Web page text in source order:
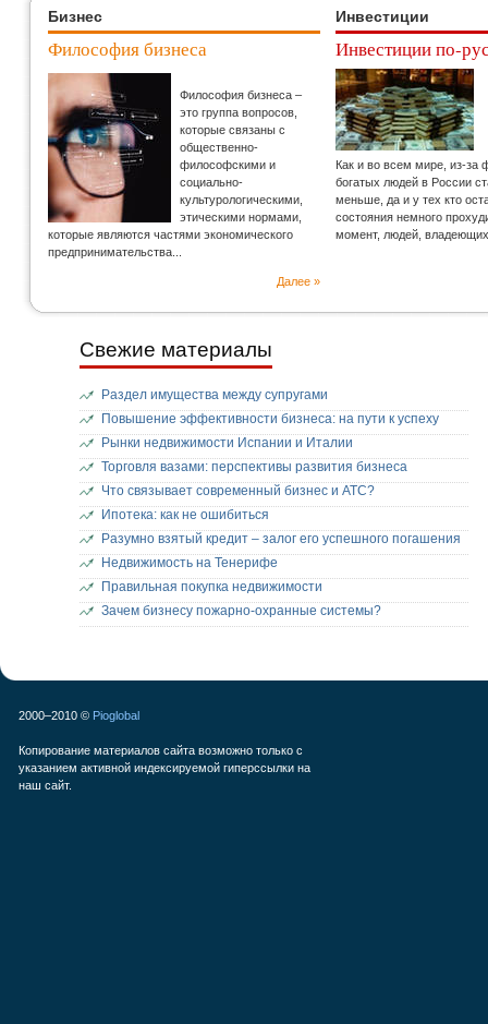
Бизнес
Философия бизнеса
Философия бизнеса –
это группа вопросов,
которые связаны с
общественно-
философскими и
социально-
культурологическими,
этическими нормами,
которые являются частями экономического
предпринимательства...
Далее »
Инвестиции
Инвестиции по-
Как и во всем мире, из-за
богатых людей в России
меньше, да и у тех кто
состояния немного
момент, людей, владеющих
Свежие материалы
Раздел имущества между супругами
Повышение эффективности бизнеса: на пути к успеху
Рынки недвижимости Испании и Италии
Торговля вазами: перспективы развития бизнеса
Что связывает современный бизнес и АТС?
Ипотека: как не ошибиться
Разумно взятый кредит – залог его успешного погашения
Недвижимость на Тенерифе
Правильная покупка недвижимости
Зачем бизнесу пожарно-охранные системы?
2000–2010 © Pioglobal
Копирование материалов сайта возможно только с
указанием активной индексируемой гиперссылки на
наш сайт.